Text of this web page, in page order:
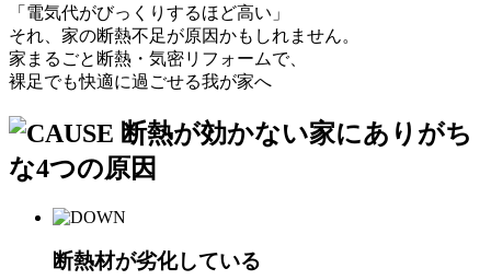
「電気代がびっくりするほど高い」
それ、家の断熱不足が原因かもしれません。
家まるごと断熱・気密リフォームで、
裸足でも快適に過ごせる我が家へ
断熱材が劣化している